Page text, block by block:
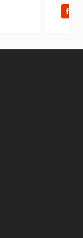
fr.